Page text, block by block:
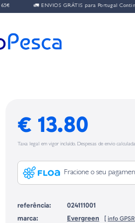
🚛 ENVIOS GRÁTIS para Portugal Continental
€ 13.80
Taxa legal em vigor incluído. Despesas de envio
Fracione o seu
referência:
024111001
marca:
Evergreen [ info GPSR